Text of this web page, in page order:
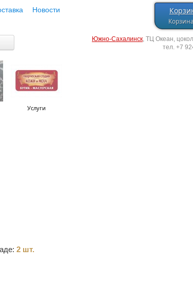
Новости
Южно-Сахалинск, ТЦ Океан,
тел. +7
Услуги
2 шт.